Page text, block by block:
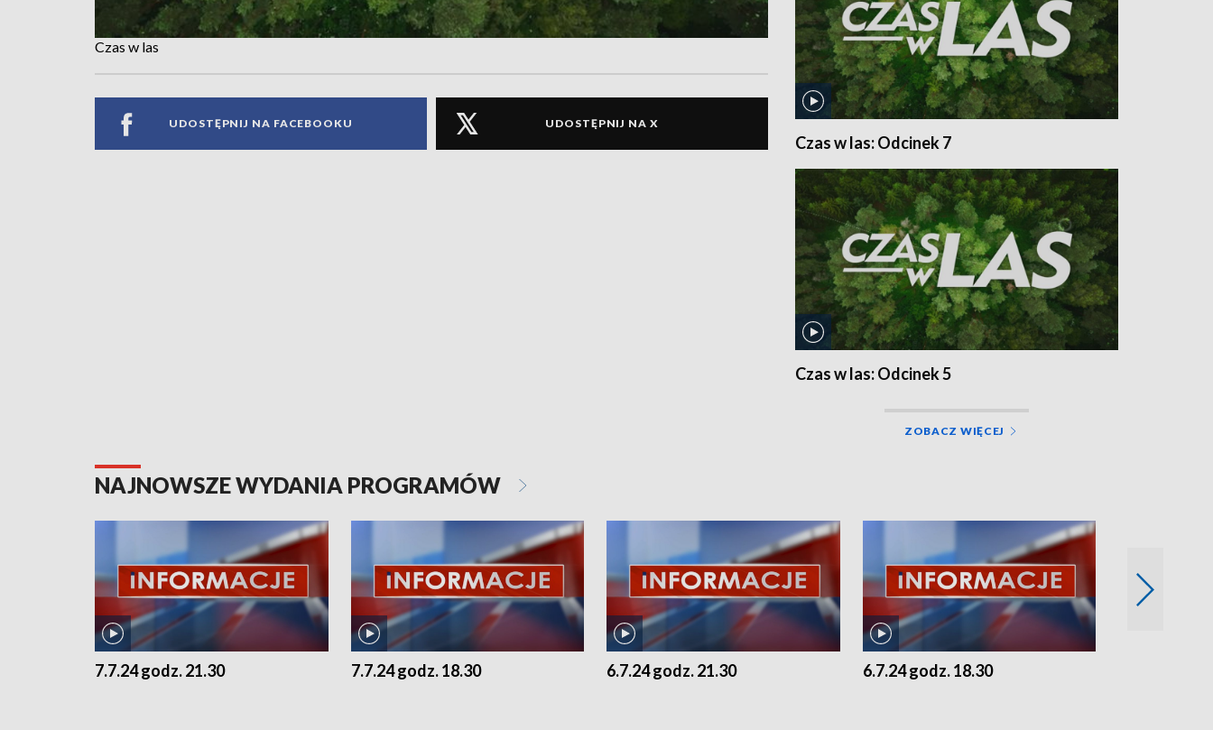
Czas w las
UDOSTĘPNIJ NA FACEBOOKU UDOSTĘPNIJ NA X
Czas w las: Odcinek 7
Czas w las: Odcinek 5
ZOBACZ WIĘCEJ
NAJNOWSZE WYDANIA PROGRAMÓW
7.7.24 godz. 21.30 7.7.24 godz. 18.30 6.7.24 godz. 21.30 6.7.24 godz. 18.30